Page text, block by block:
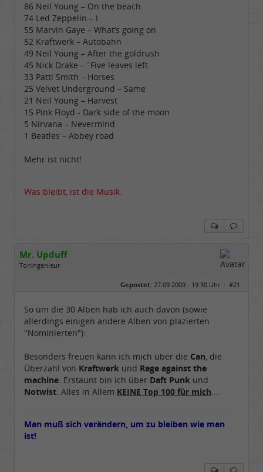
Dabei seit:
04 / 2006
86 Neil Young – On the beach
74 Led Zeppelin – I
55 Marvin Gaye – What’s going on
52 Kraftwerk – Autobahn
49 Neil Young – After the goldrush
45 Nick Drake - ´Five leaves left
33 Patti Smith – Horses
25 Velvet Underground – Same
21 Neil Young – Harvest
15 Pink Floyd - Dark side of the moon
5 Nirvana – Nevermind
1 Beatles – Abbey road
Mehr ist nicht!
Was bleibt, ist die Musik.
Mr. Upduff
Toningenieur
Basemountainhome
Dabei seit:
02 / 2007
Gepostet: 27.09.2009 - 19:30 Uhr · #21
So um die 30 Alben hab ich auch davon (sowie
allerdings einigen andere Alben von plazierten
"Nominierten"):
Besonders freuen kann ich mich über die Can, die
Überzahl von Kraftwerk und Rage against the
machine. Erstaunt bin ich über Daft Punk und
Notwist. Alles in Allem KEINE Top 100 für mich...
Man muß sich verändern, um zu bleiben wie man
ist!